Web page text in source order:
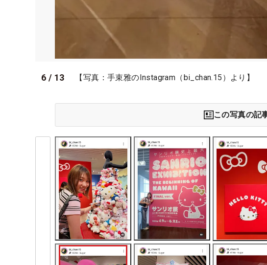
6 / 13 【写真：手束雅のInstagram（bi_chan.15）より】
この写真の記